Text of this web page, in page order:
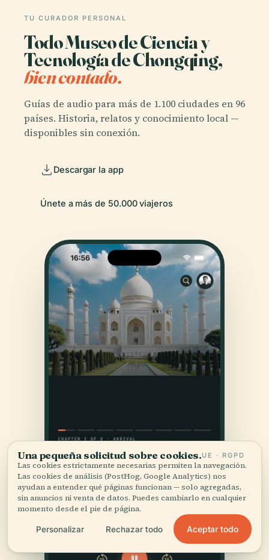
TU CURADOR PERSONAL
Todo Museo de Ciencia y
Tecnología de Chongqing,
bien contado.
Guías de audio para más de 1.100 ciudades en 96
países. Historia, relatos y conocimiento local —
disponibles sin conexión.
Descargar la app
Únete a más de 50.000 viajeros
Una pequeña solicitud sobre cookies.UE · RGPD
Las cookies estrictamente necesarias permiten la navegación.
Las cookies de análisis (PostHog, Google Analytics) nos
ayudan a entender qué páginas funcionan — solo agregadas,
sin anuncios ni venta de datos. Puedes cambiarlo en cualquier
momento desde el pie de página.
Personalizar Rechazar todo Aceptar todo